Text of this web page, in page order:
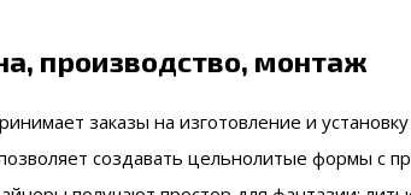
производство, монтаж
заказы на изготовление и
создавать цельнолитые формы с